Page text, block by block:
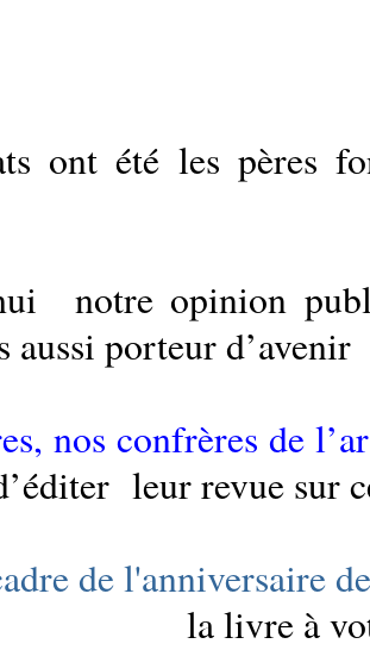
ont été les pères
notre opinion
aussi porteur d’avenir
nos confrères de
leur revue sur
de l'anniversaire
la livre à